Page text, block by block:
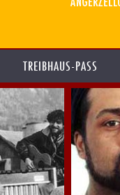
TREIBHAUS-PASS